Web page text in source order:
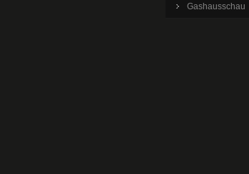
Gashausschau